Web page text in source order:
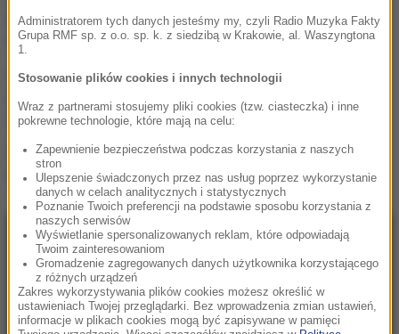
hotelem Anglików. Tuchel
nawet nie był zaskoczony
Pędził hulajnogą
się tłumaczył
Piorun uszkodził słynną
fontannę. Jest nagranie
NAJNOWSZE
06:30
„Na wciśnięcie guzika zrobią coming out”.
Administratorem tych danych jesteśmy my, czyli Radio Muzyka Fakty
Grupa RMF sp. z o.o. sp. k. z siedzibą w Krakowie, al. Waszyngtona
1.
Stosowanie plików cookies i innych technologii
Wraz z partnerami stosujemy pliki cookies (tzw. ciasteczka) i inne
pokrewne technologie, które mają na celu:
Zapewnienie bezpieczeństwa podczas korzystania z naszych
stron
Ulepszenie świadczonych przez nas usług poprzez wykorzystanie
danych w celach analitycznych i statystycznych
Poznanie Twoich preferencji na podstawie sposobu korzystania z
naszych serwisów
Wyświetlanie spersonalizowanych reklam, które odpowiadają
Twoim zainteresowaniom
Gromadzenie zagregowanych danych użytkownika korzystającego
z różnych urządzeń
Zakres wykorzystywania plików cookies możesz określić w
ustawieniach Twojej przeglądarki. Bez wprowadzenia zmian ustawień,
informacje w plikach cookies mogą być zapisywane w pamięci